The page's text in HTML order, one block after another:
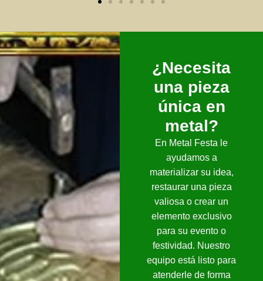
¿Necesita
una pieza
única en
metal?
En Metal Festa le
ayudamos a
materializar su idea,
restaurar una pieza
valiosa o crear un
elemento exclusivo
para su evento o
festividad. Nuestro
equipo está listo para
atenderle de forma